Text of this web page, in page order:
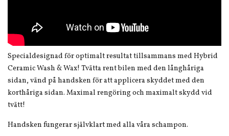
Specialdesignad för optimalt resultat tillsammans med Hybrid
Ceramic Wash & Wax! Tvätta rent bilen med den långhåriga
sidan, vänd på handsken för att applicera skyddet med den
korthåriga sidan. Maximal rengöring och maximalt skydd vid
tvätt!
Handsken fungerar självklart med alla våra schampon.